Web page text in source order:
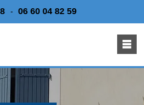
- 06 60 04 82 59